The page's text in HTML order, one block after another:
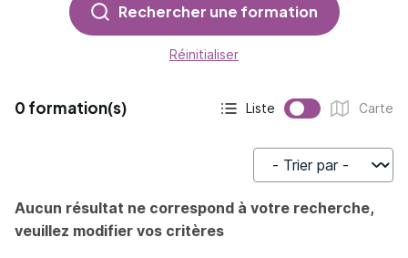
Rechercher une formation
Réinitialiser
0 formation(s)
Affichage actif :
Liste
Affichage :
Carte
Trier par
Aucun résultat ne correspond à votre recherche,
veuillez modifier vos critères